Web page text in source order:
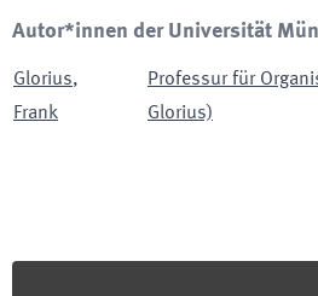
Autor*innen der Universität
Glorius,
Frank
Professur für
Glorius)